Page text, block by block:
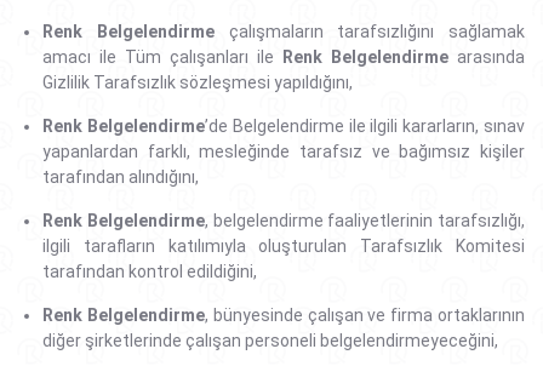
Renk Belgelendirmeçalışmaların tarafsızlığını sağlamak
amacı ile Tüm çalışanları ile
Renk Belgelendirme arasında
Gizlilik Tarafsızlık sözleşmesi yapıldığını,
Renk Belgelendirme’de Belgelendirme ile ilgili kararların, sınav
yapanlardan farklı, mesleğinde tarafsız ve bağımsız kişiler
tarafından alındığını,
Renk Belgelendirme, belgelendirme faaliyetlerinin tarafsızlığı,
ilgili tarafların katılımıyla oluşturulan Tarafsızlık Komitesi
tarafından kontrol edildiğini,
Renk Belgelendirme, bünyesinde çalışan ve firma ortaklarının
diğer şirketlerinde çalışan personeli belgelendirmeyeceğini,